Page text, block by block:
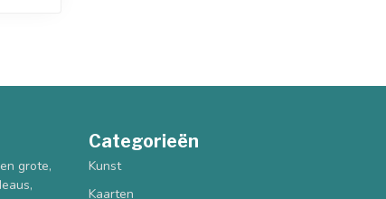
grote,
Categorieën
Kunst
Kaarten